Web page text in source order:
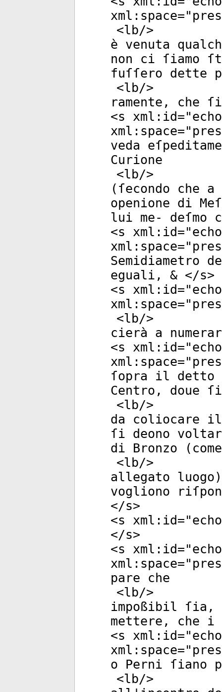
xml:space="
<lb/>
è venuta
non ci ſiamo
fuſſero dette
<lb/>
ramente, che
<s xml:id="
xml:space="
veda
Curione
<lb/>
(ſecondo che
openione di
lui me-
<s xml:id="
xml:space="
Semidiametro
eguali, & </s>
<s xml:id="
xml:space="
<lb/>
cierà a
<s xml:id="
xml:space="
ſopra il detto
Centro, doue
<lb/>
da coliocare
ſi deono
di Bronzo
<lb/>
allegato
vogliono
</s>
<s xml:id="
</s>
<s xml:id="
xml:space="
pare che
<lb/>
impoßibil ſia,
mettere, che
<s xml:id="
xml:space="
o Perni ſiano
<lb/>